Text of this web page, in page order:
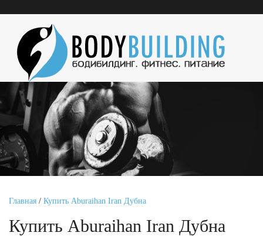
Главная / Купить Aburaihan Iran Дубна
Купить Aburaihan Iran Дубна